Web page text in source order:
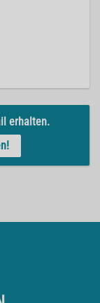
erhalten.